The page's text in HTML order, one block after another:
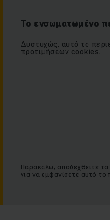
Το ενσωματωμένο
Δυστυχώς, αυτό το
προτιμήσεων cookies.
Παρακαλώ, αποδεχθείτε
για να εμφανίσετε αυτό το